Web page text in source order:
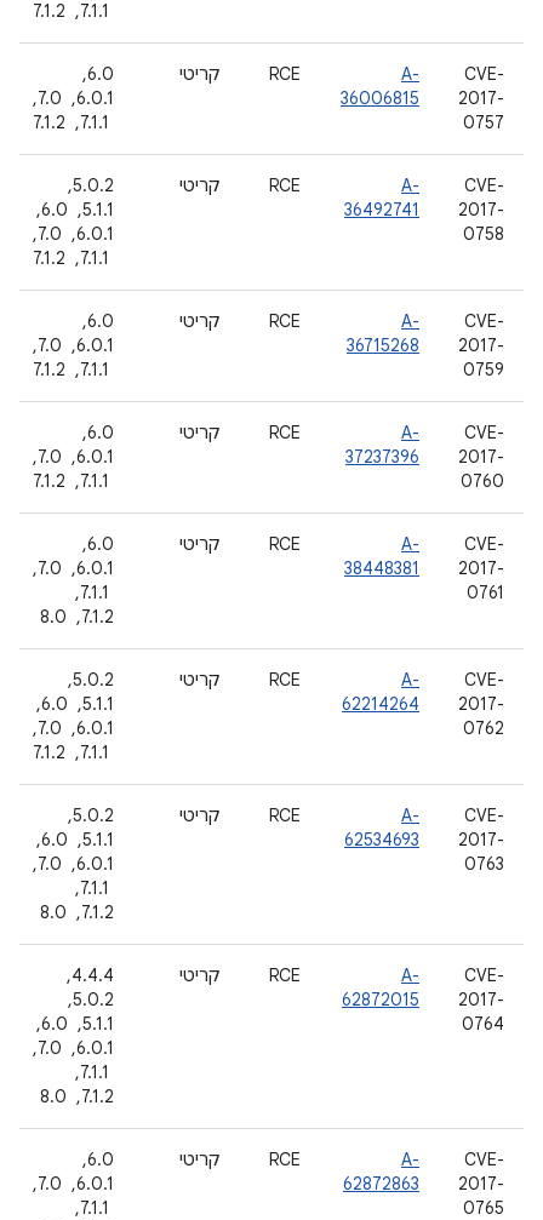
CVE-
2017-
0757
A-
36006815
RCE קריטי
6.0, ‏
6.0.1, ‏ 7.0,
CVE-
2017-
0758
A-
36492741
RCE קריטי
5.0.2, ‏
5.1.1, ‏ 6.0, ‏
6.0.1, ‏ 7.0,
CVE-
2017-
0759
A-
36715268
RCE קריטי
6.0, ‏
6.0.1, ‏ 7.0,
CVE-
2017-
0760
A-
37237396
RCE קריטי
6.0, ‏
6.0.1, ‏ 7.0,
CVE-
2017-
0761
A-
38448381
RCE קריטי
6.0, ‏
6.0.1, ‏ 7.0,
‏ 7.1.1, ‏
7.1.2, ‏ 8.0
CVE-
2017-
0762
A-
62214264
RCE קריטי
5.0.2, ‏
5.1.1, ‏ 6.0, ‏
6.0.1, ‏ 7.0,
CVE-
2017-
0763
A-
62534693
RCE קריטי
5.0.2, ‏
5.1.1, ‏ 6.0, ‏
6.0.1, ‏ 7.0,
‏ 7.1.1, ‏
7.1.2, ‏ 8.0
CVE-
2017-
0764
A-
62872015
RCE קריטי
4.4.4, ‏
5.0.2, ‏
5.1.1, ‏ 6.0, ‏
6.0.1, ‏ 7.0,
‏ 7.1.1, ‏
7.1.2, ‏ 8.0
CVE-
2017-
0765
A-
62872863
RCE קריטי
6.0, ‏
6.0.1, ‏ 7.0,
‏ 7.1.1, ‏